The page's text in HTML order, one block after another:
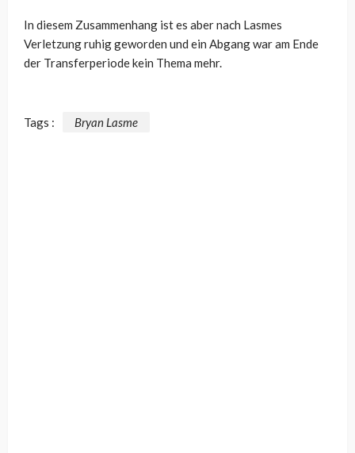
In diesem Zusammenhang ist es aber nach Lasmes
Verletzung ruhig geworden und ein Abgang war am Ende
der Transferperiode kein Thema mehr.
Tags : Bryan Lasme